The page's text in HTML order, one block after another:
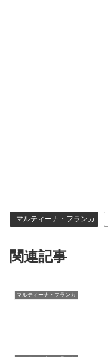
マルティーナ・フランカ
関連記事
マルティーナ・フランカ